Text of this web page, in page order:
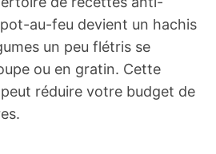
au-feu devient un hachis
un peu flétris se
ou en gratin. Cette
réduire votre budget de